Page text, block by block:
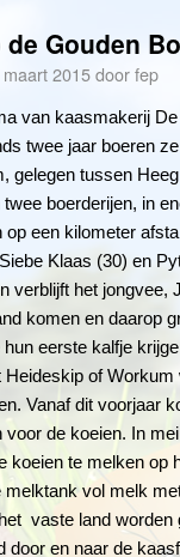
Gouden
maart 2015doorfep
van kaasmakerij
twee jaar boeren
gelegen tussen
twee boerderijen, in
op een kilometer
Klaas (30) en
verblijft het jongvee,
komen en daarop
eerste kalfje
Heideskip of
Vanaf dit voorjaar
voor de koeien. In
koeien te melken op
melktank vol melk
vaste land worden
door en naar de